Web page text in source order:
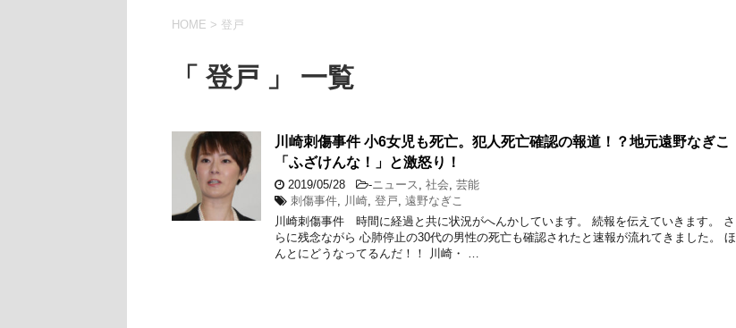
HOME > 登戸
「 登戸 」 一覧
川崎刺傷事件 小6女児も死亡。犯人死亡確認の報道！？地元遠野なぎこ
「ふざけんな！」と激怒り！
2019/05/28 -ニュース , 社会, 芸能
刺傷事件, 川崎, 登戸, 遠野なぎこ
川崎刺傷事件 時間に経過と共に状況がへんかしています。 続報を伝えていきます。 さ
らに残念ながら 心肺停止の30代の男性の死亡も確認されたと速報が流れてきました。 ほ
んとにどうなってるんだ！！ 川崎・ …